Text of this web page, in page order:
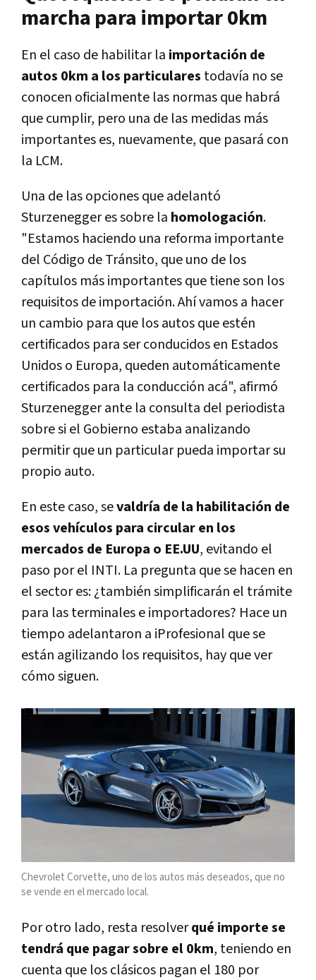
marcha para importar 0km
En el caso de habilitar la importación de
autos 0km a los particulares todavía no se
conocen oficialmente las normas que habrá
que cumplir, pero una de las medidas más
importantes es, nuevamente, que pasará con
la LCM.
Una de las opciones que adelantó
Sturzenegger es sobre la homologación.
"Estamos haciendo una reforma importante
del Código de Tránsito, que uno de los
capítulos más importantes que tiene son los
requisitos de importación. Ahí vamos a hacer
un cambio para que los autos que estén
certificados para ser conducidos en Estados
Unidos o Europa, queden automáticamente
certificados para la conducción acá", afirmó
Sturzenegger ante la consulta del periodista
sobre si el Gobierno estaba analizando
permitir que un particular pueda importar su
propio auto.
En este caso, sevaldría de la habilitación de
esos vehículos para circular en los
mercados de Europa o EE.UU, evitando el
paso por el INTI. La pregunta que se hacen en
el sector es: ¿también simplificarán el trámite
para las terminales e importadores? Hace un
tiempo adelantaron a iProfesional que se
están agilizando los requisitos, hay que ver
cómo siguen.
Chevrolet Corvette, uno de los autos más deseados, que no
se vende en el mercado local.
Por otro lado, resta resolverqué importe se
tendrá que pagar sobre el 0km, teniendo en
cuenta que los clásicos pagan el 180 por